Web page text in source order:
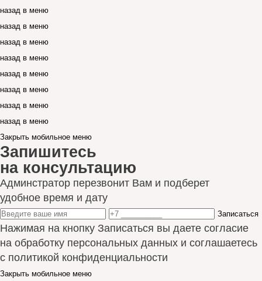
назад в меню
назад в меню
назад в меню
назад в меню
назад в меню
назад в меню
назад в меню
назад в меню
Закрыть мобильное меню
Запишитесь
на консультацию
Админстратор перезвонит Вам и подберет
удобное время и дату
Записаться
Нажимая на кнопку Записаться вы даете согласие
на обработку персональных данных и соглашаетесь
с политикой конфиденциальности
Закрыть мобильное меню